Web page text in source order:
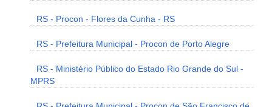
RS - Procon - Flores da Cunha - RS
RS - Prefeitura Municipal - Procon de Porto Alegre
RS - Ministério Público do Estado Rio Grande do Sul -
MPRS